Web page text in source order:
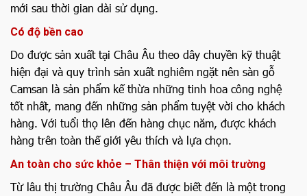
mới sau thời gian dài sử dụng.
Có độ bền cao
Do được sản xuất tại Châu Âu theo dây chuyền kỹ thuật
hiện đại và quy trình sản xuất nghiêm ngặt nên sàn gỗ
Camsan là sản phẩm kế thừa những tinh hoa công nghệ
tốt nhất, mang đến những sản phẩm tuyệt vời cho khách
hàng. Với tuổi thọ lên đến hàng chục năm, được khách
hàng trên toàn thế giới yêu thích và lựa chọn.
An toàn cho sức khỏe – Thân thiện với môi trường
Từ lâu thị trường Châu Âu đã được biết đến là một trong